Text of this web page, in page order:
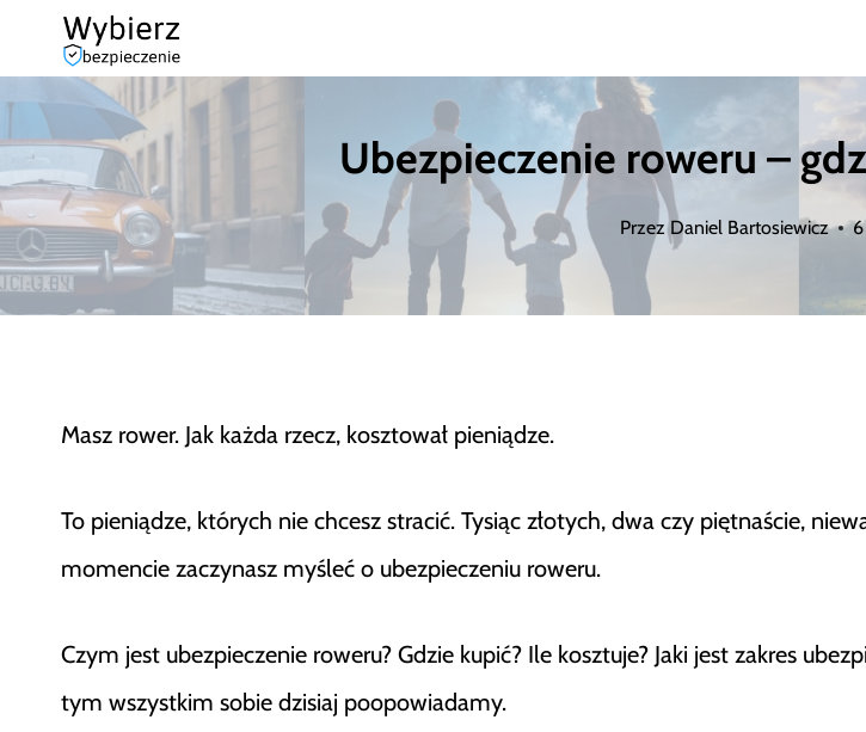
Przejdź
do
treści
Ubezpieczenie roweru –
Przez Daniel Bartosiewicz
Masz rower. Jak każda rzecz, kosztował pieniądze.
To pieniądze, których nie chcesz stracić. Tysiąc złotych, dwa czy piętnaście,
momencie zaczynasz myśleć o ubezpieczeniu roweru.
Czym jest ubezpieczenie roweru? Gdzie kupić? Ile kosztuje? Jaki jest zakres
tym wszystkim sobie dzisiaj poopowiadamy.